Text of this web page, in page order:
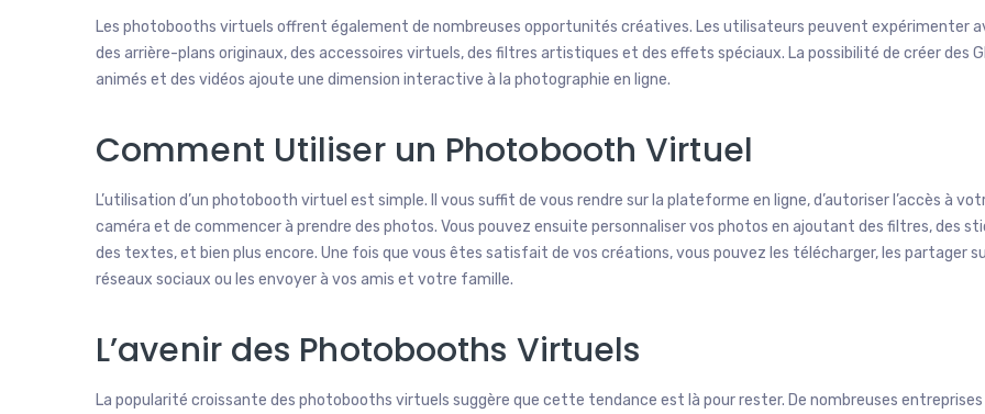
Les photobooths virtuels offrent également de nombreuses opportunités créatives. Les utilisateurs peuvent expérimenter
des arrière-plans originaux, des accessoires virtuels, des filtres artistiques et des effets spéciaux. La possibilité de créer des
animés et des vidéos ajoute une dimension interactive à la photographie en ligne.
Comment Utiliser un Photobooth Virtuel
L’utilisation d’un photobooth virtuel est simple. Il vous suffit de vous rendre sur la plateforme en ligne, d’autoriser l’accès à
caméra et de commencer à prendre des photos. Vous pouvez ensuite personnaliser vos photos en ajoutant des filtres, des
des textes, et bien plus encore. Une fois que vous êtes satisfait de vos créations, vous pouvez les télécharger, les partager
réseaux sociaux ou les envoyer à vos amis et votre famille.
L’avenir des Photobooths Virtuels
La popularité croissante des photobooths virtuels suggère que cette tendance est là pour rester. De nombreuses